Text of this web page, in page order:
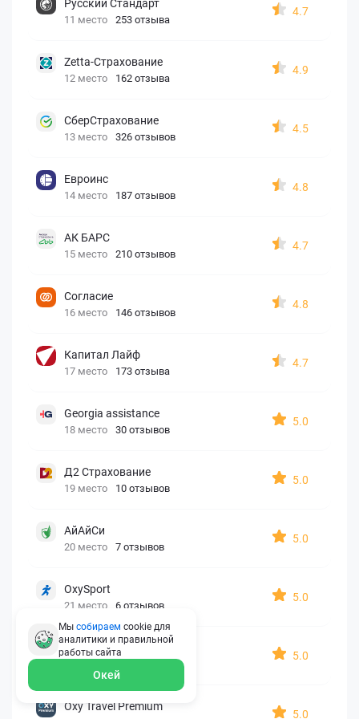
Русский Стандарт
11 место 253 отзыва
4.7
Zetta-Страхование
12 место 162 отзыва
4.9
СберСтрахование
13 место 326 отзывов
4.5
Евроинс
14 место 187 отзывов
4.8
АК БАРС
15 место 210 отзывов
4.7
Согласие
16 место 146 отзывов
4.8
Капитал Лайф
17 место 173 отзыва
4.7
Georgia assistance
18 место 30 отзывов
5.0
Д2 Страхование
19 место 10 отзывов
5.0
АйАйСи
20 место 7 отзывов
5.0
OxySport
21 место 6 отзывов
5.0
ERGO AXA
5.0
Oxy Travel Premium
5.0
Мы собираем cookie для
аналитики и правильной
работы сайта
Окей